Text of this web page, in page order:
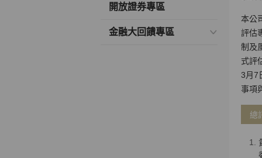
開放證券專區
金融大回饋專區
本公
評估
制及
式評
3月7
事項
總